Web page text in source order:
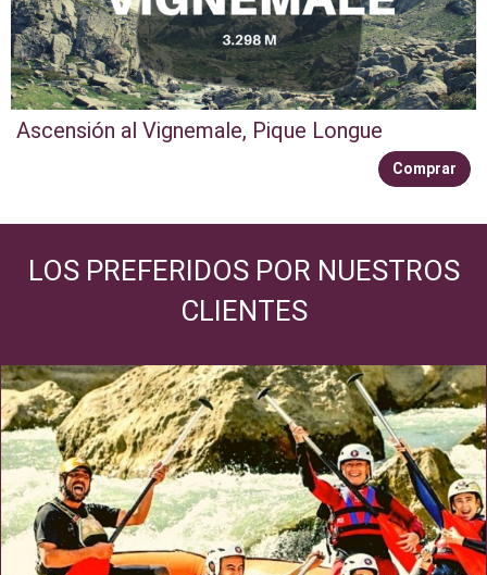
Ascensión al Vignemale, Pique Longue
Comprar
LOS PREFERIDOS POR NUESTROS
CLIENTES